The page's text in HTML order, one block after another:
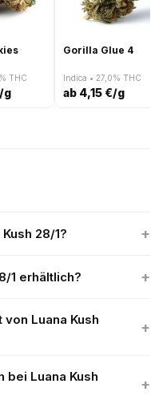
THC
g
Gorilla Glue 4
Indica • 27,0% THC
ab 4,15 €/g
28/1? +
1 erhältlich? +
Luana Kush
+
bei Luana Kush
+